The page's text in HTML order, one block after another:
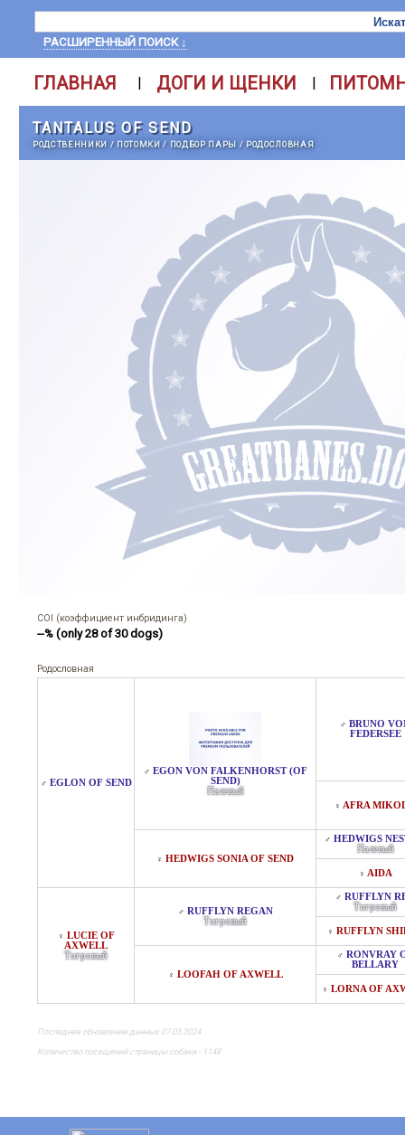
РАСШИРЕННЫЙ ПОИСК ↓
ГЛАВНАЯ | ДОГИ И ЩЕНКИ |
TANTALUS OF SEND
РОДСТВЕННИКИ / ПОТОМКИ/ ПОДБОР ПАРЫ / РОДОСЛОВНАЯ
COI (коэффициент инбридинга)
--% (only 28 of 30 dogs)
Родословная
♂ EGLON OF SEND
♂ EGON VON FALKENHORST (OF
SEND)
Палевый
♂ BRUNO
FEDERSEE
♀ AFRA
♀ HEDWIGS SONIA OF SEND
♂ HEDWIGS
Палевый
♀ AIDA
♀ LUCIE OF
AXWELL
Тигровый
♂ RUFFLYN REGAN
Тигровый
♂ RUFFLYN
Тигровый
♀ RUFFLYN
♀ LOOFAH OF AXWELL
♂ RONVRAY
BELLARY
♀ LORNA OF
Последнее обновление данных 07.03.2024
Количество посещений страницы собаки - 1148